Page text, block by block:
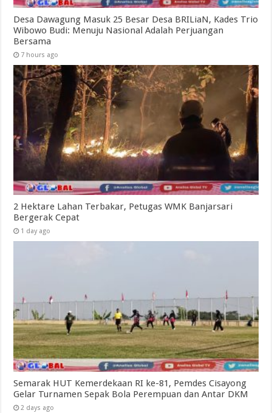
Desa Dawagung Masuk 25 Besar Desa BRILiaN, Kades Trio
Wibowo Budi: Menuju Nasional Adalah Perjuangan
Bersama
7 hours ago
2 Hektare Lahan Terbakar, Petugas WMK Banjarsari
Bergerak Cepat
1 day ago
Semarak HUT Kemerdekaan RI ke-81, Pemdes Cisayong
Gelar Turnamen Sepak Bola Perempuan dan Antar DKM
2 days ago